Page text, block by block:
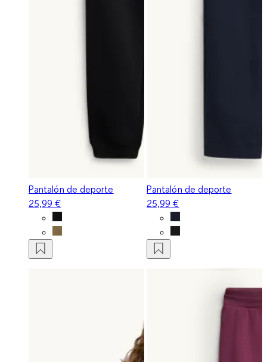
Pantalón de deporte
25,99 €
Pantalón de deporte
25,99 €